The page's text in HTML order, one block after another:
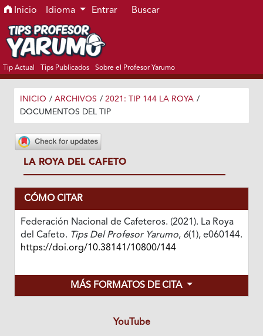
Ir al menú de navegación principal
Ir al contenido principal
Ir al pie de página del sitio
Inicio Idioma Entrar Buscar
Tip Actual Tips Publicados Sobre el Profesor Yarumo
INICIO / ARCHIVOS / 2021: TIP 144 LA ROYA /
DOCUMENTOS DEL TIP
LA ROYA DEL CAFETO
CÓMO CITAR
Federación Nacional de Cafeteros. (2021). La Roya
del Cafeto. Tips Del Profesor Yarumo, 6(1), e060144.
https://doi.org/10.38141/10800/144
MÁS FORMATOS DE CITA
YouTube